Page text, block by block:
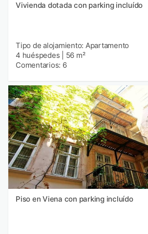
Vivienda dotada con parking incluído
Tipo de alojamiento: Apartamento
4 huéspedes
56 m²
Comentarios: 6
Piso en Viena con parking incluído